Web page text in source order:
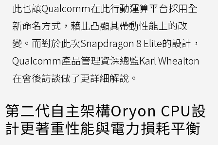
此也讓Qualcomm在此行動運算平台採用全
新命名方式，藉此凸顯其帶動性能上的改
變。而對於此次Snapdragon 8 Elite的設計，
Qualcomm產品管理資深總監Karl Whealton
在會後訪談做了更詳細解說。
第二代自主架構Oryon CPU設
計更著重性能與電力損耗平衡